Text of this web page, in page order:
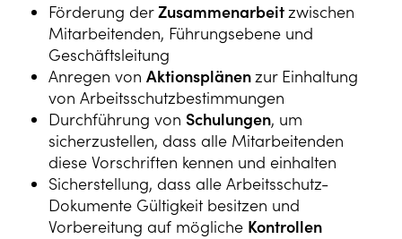
Förderung derZusammenarbeitzwischen
Mitarbeitenden, Führungsebene und
Geschäftsleitung
Anregen von Aktionsplänenzur Einhaltung
von Arbeitsschutzbestimmungen
Durchführung von Schulungen, um
sicherzustellen, dass alle Mitarbeitenden
diese Vorschriften kennen und einhalten
Sicherstellung, dass alle Arbeitsschutz-
Dokumente Gültigkeit besitzen und
Vorbereitung auf mögliche Kontrollen